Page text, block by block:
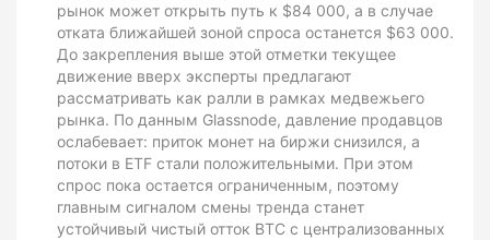
рынок может открыть путь к $84 000, а в случае
отката ближайшей зоной спроса останется $63 000.
До закрепления выше этой отметки текущее
движение вверх эксперты предлагают
рассматривать как ралли в рамках медвежьего
рынка. По данным Glassnode, давление продавцов
ослабевает: приток монет на биржи снизился, а
потоки в ETF стали положительными. При этом
спрос пока остается ограниченным, поэтому
главным сигналом смены тренда станет
устойчивый чистый отток BTC с централизованных